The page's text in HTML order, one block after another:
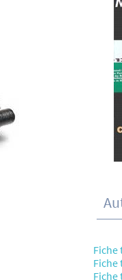
Fiche
Fiche
Fiche